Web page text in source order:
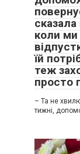
коли ми
їй
теж
просто
– Та не
тижні,